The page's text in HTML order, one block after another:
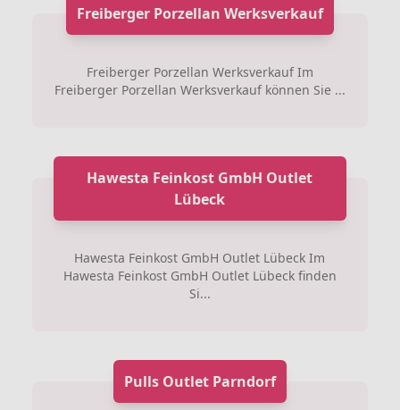
Freiberger Porzellan Werksverkauf
Freiberger Porzellan Werksverkauf Im
Freiberger Porzellan Werksverkauf können Sie ...
Hawesta Feinkost GmbH Outlet
Lübeck
Hawesta Feinkost GmbH Outlet Lübeck Im
Hawesta Feinkost GmbH Outlet Lübeck finden
Si...
Pulls Outlet Parndorf